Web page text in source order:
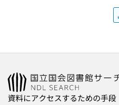
資料にアクセスするための手段